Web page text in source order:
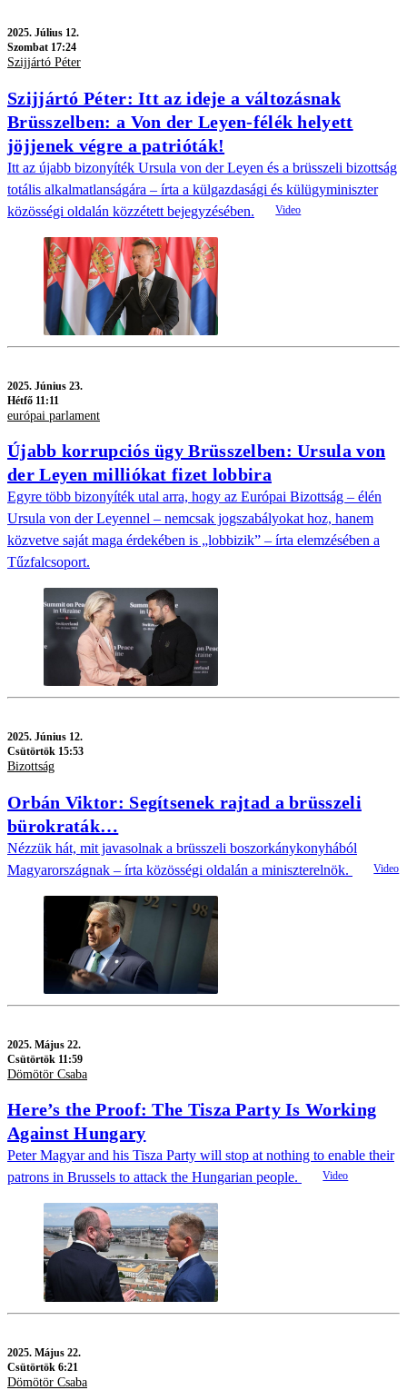
2025. Július 12.
Szombat 17:24
Szijjártó Péter
Szijjártó Péter: Itt az ideje a változásnak
Brüsszelben: a Von der Leyen-félék helyett
jöjjenek végre a patrióták!
Itt az újabb bizonyíték Ursula von der Leyen és a brüsszeli bizottság
totális alkalmatlanságára – írta a külgazdasági és külügyminiszter
közösségi oldalán közzétett bejegyzésében.
2025. Június 23.
Hétfő 11:11
európai parlament
Újabb korrupciós ügy Brüsszelben: Ursula von
der Leyen milliókat fizet lobbira
Egyre több bizonyíték utal arra, hogy az Európai Bizottság – élén
Ursula von der Leyennel – nemcsak jogszabályokat hoz, hanem
közvetve saját maga érdekében is „lobbizik” – írta elemzésében a
Tűzfalcsoport.
2025. Június 12.
Csütörtök 15:53
Bizottság
Orbán Viktor: Segítsenek rajtad a brüsszeli
bürokraták…
Nézzük hát, mit javasolnak a brüsszeli boszorkánykonyhából
Magyarországnak – írta közösségi oldalán a miniszterelnök.
2025. Május 22.
Csütörtök 11:59
Dömötör Csaba
Here’s the Proof: The Tisza Party Is Working
Against Hungary
Peter Magyar and his Tisza Party will stop at nothing to enable their
patrons in Brussels to attack the Hungarian people.
2025. Május 22.
Csütörtök 6:21
Dömötör Csaba